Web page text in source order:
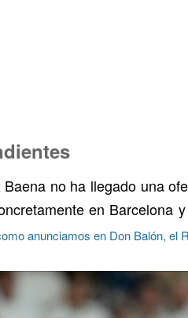
no ha llegado una
en Barcelona
anunciamos en Don Balón, el